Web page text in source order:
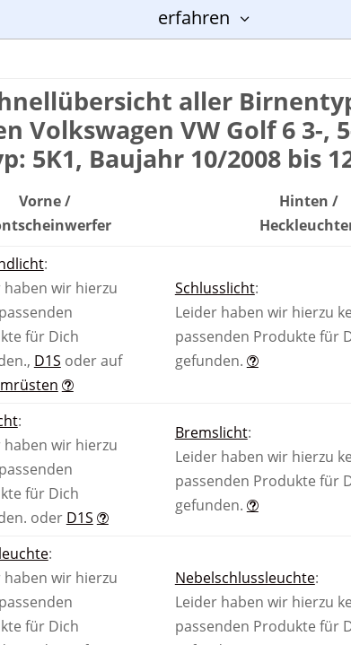
erfahren
aller
Volkswagen VW Golf 6 3-,
5K1, Baujahr 10/2008 bis
Vorne /
Hinten /
:
haben wir hierzu
für Dich
, D1S oder auf
Schlusslicht:
Leider haben wir hierzu
passenden Produkte für
gefunden.
:
haben wir hierzu
für Dich
oder D1S
Bremslicht:
Leider haben wir hierzu
passenden Produkte für
gefunden.
:
haben wir hierzu
für Dich
Nebel­schluss­leuchte:
Leider haben wir hierzu
passenden Produkte für